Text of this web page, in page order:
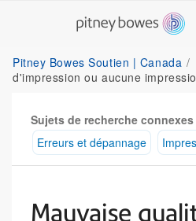
Pitney Bowes Soutien | Canada
d'impression ou aucune
Sujets de recherche connexes
Erreurs et dépannage
Mauvaise